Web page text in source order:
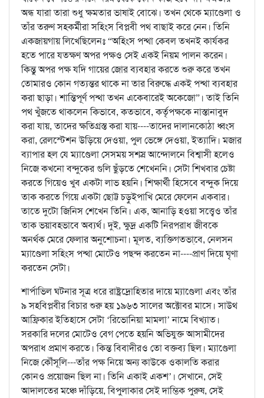
অন্ধ যারা তারা শুধু ক্ষমতার ভাষাই বোঝে। তখন থেকে ম্যাণ্ডেলা ও
তাঁর তরুণ সহকর্মীরা সহিংস বিপ্লবী পথ বাছাই করে নেন। তিনি
একজায়গায় লিখেছিলেনঃ “অহিংস পন্থা কেবল তখনই কার্যকর
হতে পারে যতক্ষণ অপর পক্ষও সেই একই নিয়ম পালন করেন।
কিন্তু অপর পক্ষ যদি গায়ের জোর ব্যবহার করতে শুরু করে তখন
তোমারও কোন গত্যন্তর থাকে না তার বিরুদ্ধে একই পন্থা ব্যবহার
করা ছাড়া। শান্তিপূর্ণ পন্থা তখন একেবারেই অকেজো”। তাই তিনি
পথ খুঁজতে থাকলেন কিভাবে, কতভাবে, কর্তৃপক্ষকে নাস্তানাবুদ
করা যায়, তাদের ক্ষতিগ্রস্ত করা যায়----তাদের দালানকোঠা ধ্বংস
করা, রেলস্টেশন উড়িয়ে দেওয়া, পুল ভেঙ্গে দেওয়া, ইত্যাদি। মজার
ব্যাপার হল যে ম্যাণ্ডেলা সেসময় সশস্র আন্দোলনে বিশ্বাসী হলেও
নিজে কখনো বন্দুকের গুলি ছুঁড়তে শেখেননি। সেটা শিখবার চেষ্টা
করতে গিয়েও খুব একটা লাভ হয়নি। শিক্ষার্থী হিসেবে বন্দুক দিয়ে
তাক করতে গিয়ে একটা ছোট্ট চড়ুইপাখি মেরে ফেলেন একবার।
তাতে দুটো জিনিস শেখেন তিনি। এক, আনাড়ি হওয়া সত্ত্বেও তাঁর
তাক ভয়াবহভাবে অব্যর্থ। দুই, ক্ষুদ্র একটি নিরপরাধ জীবকে
অনর্থক মেরে ফেলার অনুশোচনা। মূলত, ব্যক্তিগতভা্বে, নেলসন
ম্যাণ্ডেলা সহিংস পন্থা মোটেও পছন্দ করতেন না----প্রাণ দিয়ে ঘৃণা
করতেন সেটা।
শার্পাভিল ঘটনার সূত্র ধরে রাষ্ট্রদ্রোহিতার দায়ে ম্যাণ্ডেলা এবং তাঁর
৯ সহবিপ্লবীর বিচার শুরু হয় ১৯৬৩ সালের অক্টোবর মাসে। সাউথ
আফ্রিকার ইতিহাসে সেটা ‘রিভোনিয়া মামলা’ নামে বিখ্যাত।
সরকারি দলের মোটেও বেগ পেতে হয়নি অভিযুক্ত আসামীদের
অপরাধ প্রমাণ করতে। কিন্ত বিবাদীরও তো বক্তব্য ছিল। ম্যাণ্ডেলা
নিজে কৌঁসূলি---তাঁর পক্ষ নিয়ে অন্য কাউকে ওকালতি করার
কোনও প্রয়োজন ছিল না। তিনি একাই একশ’। সেখানে, সেই
আদালতের মঞ্চে দাঁড়িয়ে, বিপুলাকার সেই দাম্ভিক পুরুষ, সেই